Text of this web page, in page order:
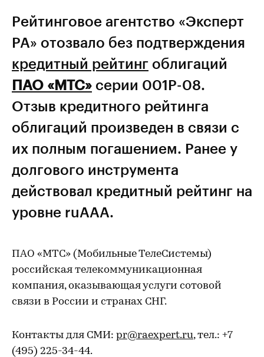
Рейтинговое агентство «Эксперт
РА» отозвало без подтверждения
кредитный рейтинг облигаций
ПАО «МТС» серии 001Р-08.
Отзыв кредитного рейтинга
облигаций произведен в связи с
их полным погашением. Ранее у
долгового инструмента
действовал кредитный рейтинг на
уровне ruААА.
ПАО «МТС» (Мобильные ТелеСистемы)
российская телекоммуникационная
компания, оказывающая услуги сотовой
связи в России и странах СНГ.
Контакты для СМИ: pr@raexpert.ru, тел.: +7
(495) 225-34-44.